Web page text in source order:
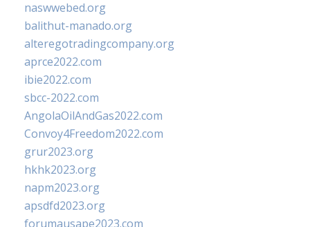
naswwebed.org
balithut-manado.org
alteregotradingcompany.org
aprce2022.com
ibie2022.com
sbcc-2022.com
AngolaOilAndGas2022.com
Convoy4Freedom2022.com
grur2023.org
hkhk2023.org
napm2023.org
apsdfd2023.org
forumausape2023.com